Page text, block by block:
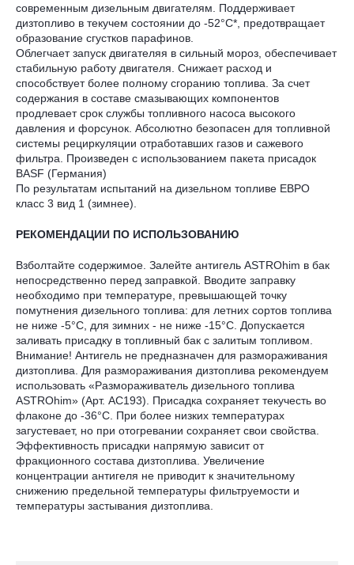
современным дизельным двигателям. Поддерживает
дизтопливо в текучем состоянии до -52°С*, предотвращает
образование сгустков парафинов.
Облегчает запуск двигателяя в сильный мороз, обеспечивает
стабильную работу двигателя. Снижает расход и
способствует более полному сгоранию топлива. За счет
содержания в составе смазывающих компонентов
продлевает срок службы топливного насоса высокого
давления и форсунок. Абсолютно безопасен для топливной
системы рециркуляции отработавших газов и сажевого
фильтра. Произведен с использованием пакета присадок
BASF (Германия)
По результатам испытаний на дизельном топливе ЕВРО
класс 3 вид 1 (зимнее).
РЕКОМЕНДАЦИИ ПО ИСПОЛЬЗОВАНИЮ
Взболтайте содержимое. Залейте антигель ASTROhim в бак
непосредственно перед заправкой. Вводите заправку
необходимо при температуре, превышающей точку
помутнения дизельного топлива: для летних сортов топлива
не ниже -5°С, для зимних - не ниже -15°С. Допускается
заливать присадку в топливный бак с залитым топливом.
Внимание! Антигель не предназначен для размораживания
дизтоплива. Для размораживания дизтоплива рекомендуем
использовать «Размораживатель дизельного топлива
ASTROhim» (Арт. AC193). Присадка сохраняет текучесть во
флаконе до -36°С. При более низких температурах
загустевает, но при отогревании сохраняет свои свойства.
Эффективность присадки напрямую зависит от
фракционного состава дизтоплива. Увеличение
концентрации антигеля не приводит к значительному
снижению предельной температуры фильтруемости и
температуры застывания дизтоплива.